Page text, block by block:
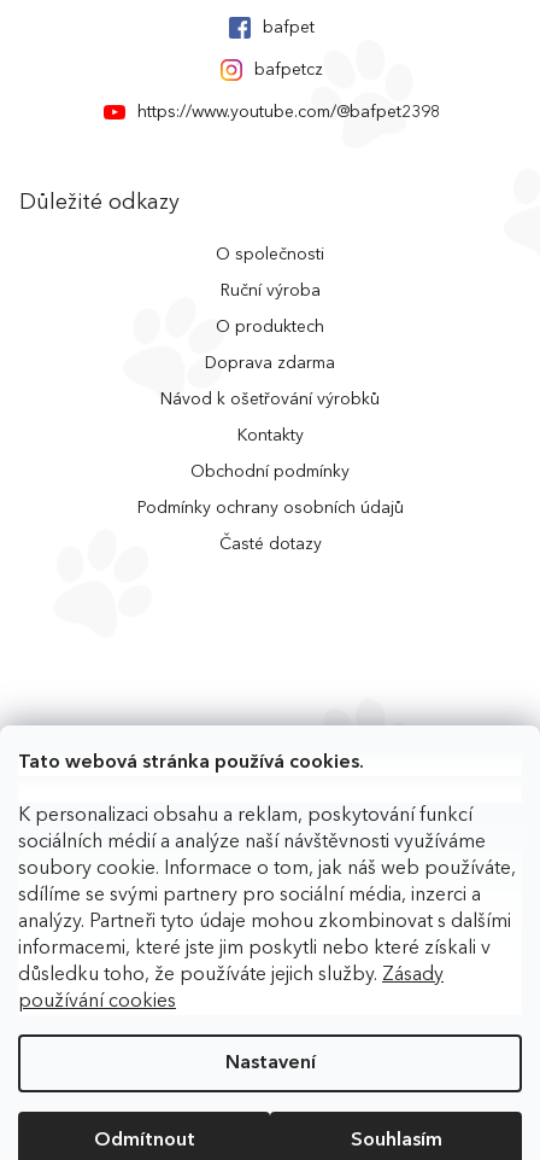
Tato webová stránka používá cookies.
K personalizaci obsahu a reklam, poskytování funkcí
sociálních médií a analýze naší návštěvnosti využíváme
soubory cookie. Informace o tom, jak náš web používáte,
sdílíme se svými partnery pro sociální média, inzerci a
analýzy. Partneři tyto údaje mohou zkombinovat s dalšími
informacemi, které jste jim poskytli nebo které získali v
důsledku toho, že používáte jejich služby. Zásady
používání cookies
Nastavení
Odmítnout Souhlasím
bafpet
bafpetcz
https://www.youtube.com/@bafpet2398
Důležité odkazy
O společnosti
Ruční výroba
O produktech
Doprava zdarma
Návod k ošetřování výrobků
Kontakty
Obchodní podmínky
Podmínky ochrany osobních údajů
Časté dotazy
Vytvořil Shoptet